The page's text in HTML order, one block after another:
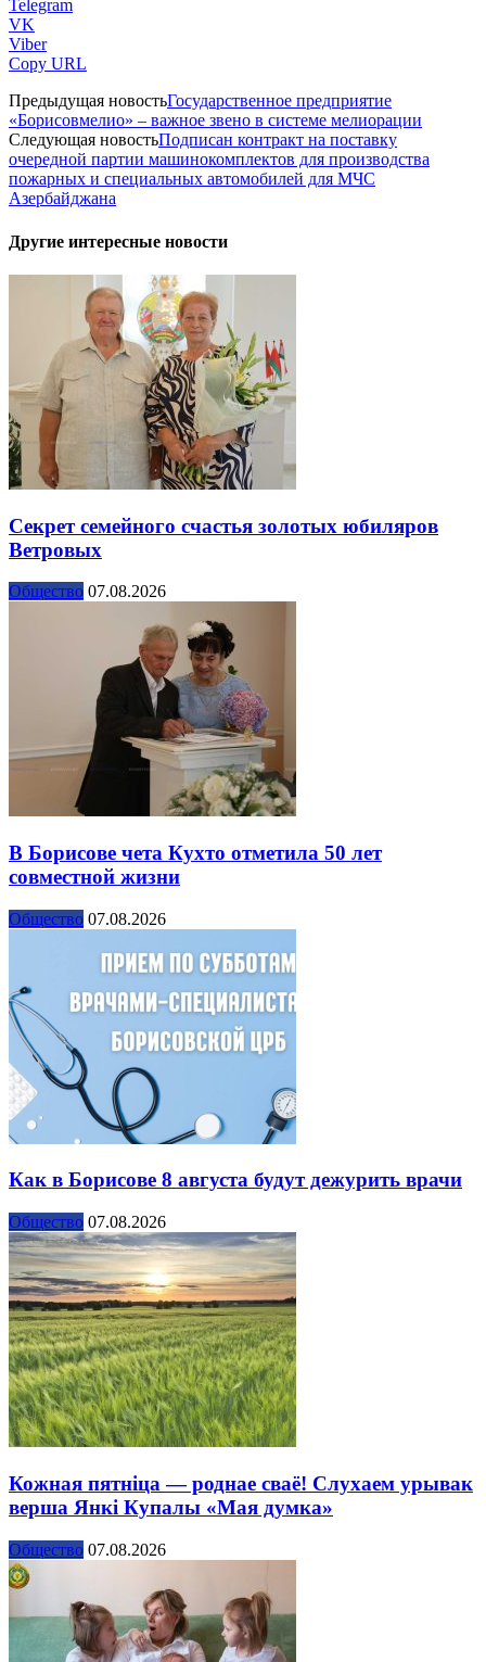
Telegram
VK
Viber
Copy URL
Предыдущая новостьГосударственное предприятие
«Борисовмелио» – важное звено в системе мелиорации
Следующая новостьПодписан контракт на поставку
очередной партии машинокомплектов для производства
пожарных и специальных автомобилей для МЧС
Азербайджана
Другие интересные новости
Секрет семейного счастья золотых юбиляров
Ветровых
Общество 07.08.2026
В Борисове чета Кухто отметила 50 лет
совместной жизни
Общество 07.08.2026
Как в Борисове 8 августа будут дежурить врачи
Общество 07.08.2026
Кожная пятніца — роднае сваё! Слухаем урывак
верша Янкі Купалы «Мая думка»
Общество 07.08.2026